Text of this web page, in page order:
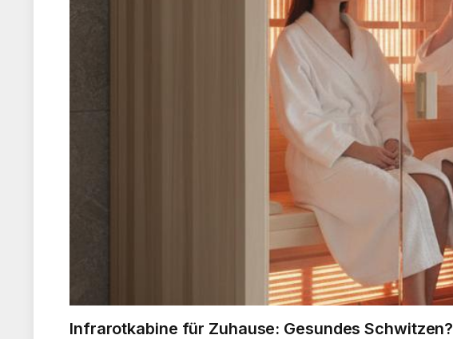
Infrarotkabine für Zuhause: Gesundes Schwitzen?